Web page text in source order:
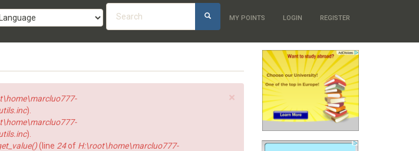
MY POINTS LOGIN REGISTER
Search
form
×
).
).
(line 24of H:\root\home\marcluo777-